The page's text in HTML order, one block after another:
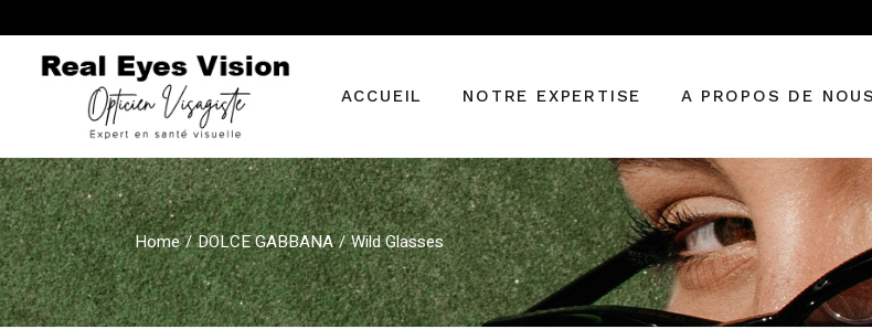
the
content
ACCUEIL NOTRE EXPERTISE
Vérifier sa vue
Renouveler son
ordonnance
Technologie visionnaire
A PROPOS DE NOUS
Renouveler son
ordonnance
Verres
Les
Home
DOLCE GABBANA Wild Glasses